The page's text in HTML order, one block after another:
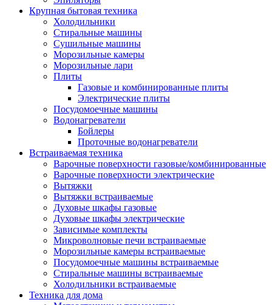
Тепловентиляторы
Тепловые завесы
Тепловые пушки
Увлажнители
Радиаторы
Медицинская техника
Назальные аспираторы
Стетоскопы
Термометры
Тонометры
Электрические грелки
Аудио-видео техника
Аксессуары для аудио-видео техники
Кабели для аудио и видео
Кронштейны для акустики
Магнитолы
Музыкальные центры
Диктофоны
Домашние кинотеатры
Игровые приставки и аксессуары
Аксессуары к игровым
Музыкальные инструменты
Аксессуары эми
Ди-джейское оборудование
Крупная бытовая техника
Холодильники
Стиральные машины
Сушильные машины
Морозильные камеры
Морозильные лари
Плиты
Газовые и комбинированные плиты
Электрические плиты
Посудомоечные машины
Водонагреватели
Бойлеры
Проточные водонагреватели
Встраиваемая техника
Варочные поверхности газовые/комбинированные
Варочные поверхности электрические
Вытяжки
Вытяжки встраиваемые
Духовые шкафы газовые
Духовые шкафы электрические
Зависимые комплекты
Микроволновые печи встраиваемые
Морозильные камеры встраиваемые
Посудомоечные машины встраиваемые
Стиральные машины встраиваемые
Холодильники встраиваемые
Техника для дома